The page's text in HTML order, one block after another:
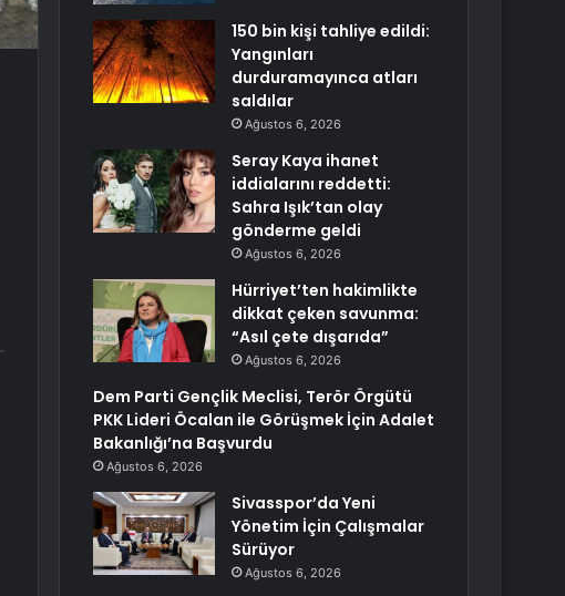
150 bin kişi tahliye edildi:
Yangınları
durduramayınca atları
saldılar
Ağustos 6, 2026
Seray Kaya ihanet
iddialarını reddetti:
Sahra Işık’tan olay
gönderme geldi
Ağustos 6, 2026
Hürriyet’ten hakimlikte
dikkat çeken savunma:
“Asıl çete dışarıda”
Ağustos 6, 2026
Dem Parti Gençlik Meclisi, Terör Örgütü
PKK Lideri Öcalan ile Görüşmek İçin Adalet
Bakanlığı’na Başvurdu
Ağustos 6, 2026
Sivasspor’da Yeni
Yönetim İçin Çalışmalar
Sürüyor
Ağustos 6, 2026